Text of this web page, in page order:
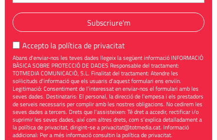
Subscriure'm
Accepto la política de privacitat
Abans d'enviar-nos les teves dades llegeix la següent informació INFORMACIÓ
BÀSICA SOBRE PROTECCIÓ DE DADES Responsable del tractament:
TOTMEDIA COMUNICACIÓ, S.L. Finalitat del tractament: Atendre les
sol·licituds d'informació que els usuaris d'aquest formulari ens enviïn.
Legitimació: Consentiment de l'interessat en enviar-nos el formulari amb les
seves dades. Destinataris: El personal, la direcció de l'empesa i els prestadors
de serveis necessaris per complir amb les nostres obligacions. No cedirem les
seves dades a tercers. Drets que l'assisteixen: Té dret a accedir, rectificar i/o
suprimir les seves dades, així com altres drets, com s'explica detalladament a
la política de privacitat, dirigint-se aprivacitat@totmedia.cat. Informació
addicional: Per a més informació consultin lapolítica de privacitat.